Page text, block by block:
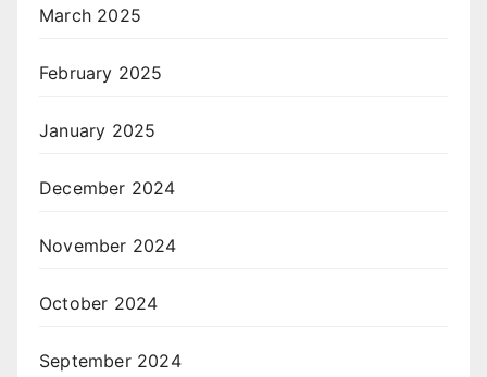
March 2025
February 2025
January 2025
December 2024
November 2024
October 2024
September 2024